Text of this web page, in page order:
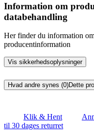
Information om
databehandling
Her finder du information
producentinformation
Vis sikkerhedsoplysninger
Hvad andre synes (0)Dette
Klik & Hent
til 30 dages returret